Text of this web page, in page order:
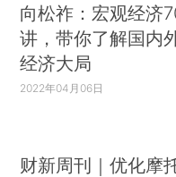
向松祚：宏观经济
讲，带你了解国内
经济大局
2022年04月06日
财新周刊｜优化摩